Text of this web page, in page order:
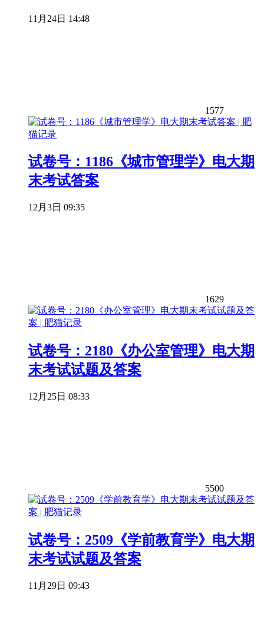
11月24日 14:48
1577
试卷号：1186《城市管理学》电大期
末考试答案
12月3日 09:35
1629
试卷号：2180《办公室管理》电大期
末考试试题及答案
12月25日 08:33
5500
试卷号：2509《学前教育学》电大期
末考试试题及答案
11月29日 09:43